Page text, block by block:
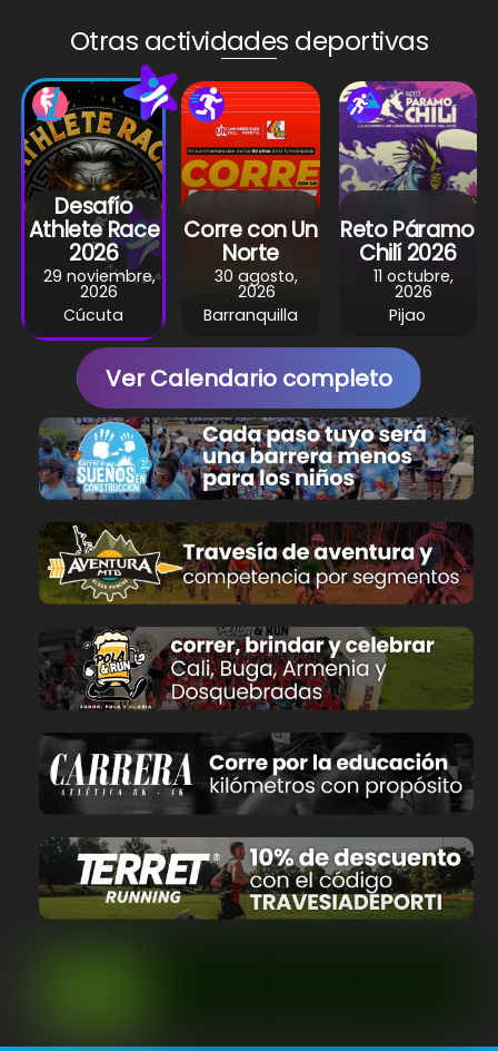
A
p
p
b
o
o
k
st a
m
Otras actividades deportivas
Desafío
Athlete Race
2026
29 noviembre,
2026
Cúcuta
Corre con Un
Norte
30 agosto,
2026
Barranquilla
Reto Páramo
Chilí 2026
11 octubre,
2026
Pijao
Ver Calendario completo